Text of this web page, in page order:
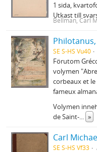
1 sida,
Utkast till
Bellman, Carl
SE S-HS Vu40
Förutom
volymen
corbeaux et
fameux
Volymen
de Saint-... »
SE S-HS Vf33